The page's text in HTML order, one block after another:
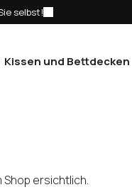
selbst!
Kissen und Bettdecken
ersichtlich.